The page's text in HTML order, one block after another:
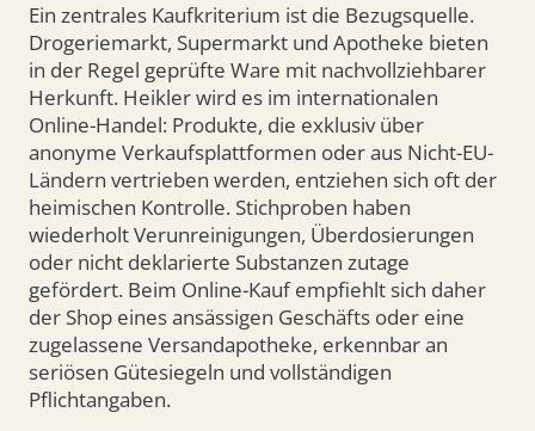
Ein zentrales Kaufkriterium ist die Bezugsquelle.
Drogeriemarkt, Supermarkt und Apotheke bieten
in der Regel geprüfte Ware mit nachvollziehbarer
Herkunft. Heikler wird es im internationalen
Online-Handel: Produkte, die exklusiv über
anonyme Verkaufsplattformen oder aus Nicht-EU-
Ländern vertrieben werden, entziehen sich oft der
heimischen Kontrolle. Stichproben haben
wiederholt Verunreinigungen, Überdosierungen
oder nicht deklarierte Substanzen zutage
gefördert. Beim Online-Kauf empfiehlt sich daher
der Shop eines ansässigen Geschäfts oder eine
zugelassene Versandapotheke, erkennbar an
seriösen Gütesiegeln und vollständigen
Pflichtangaben.